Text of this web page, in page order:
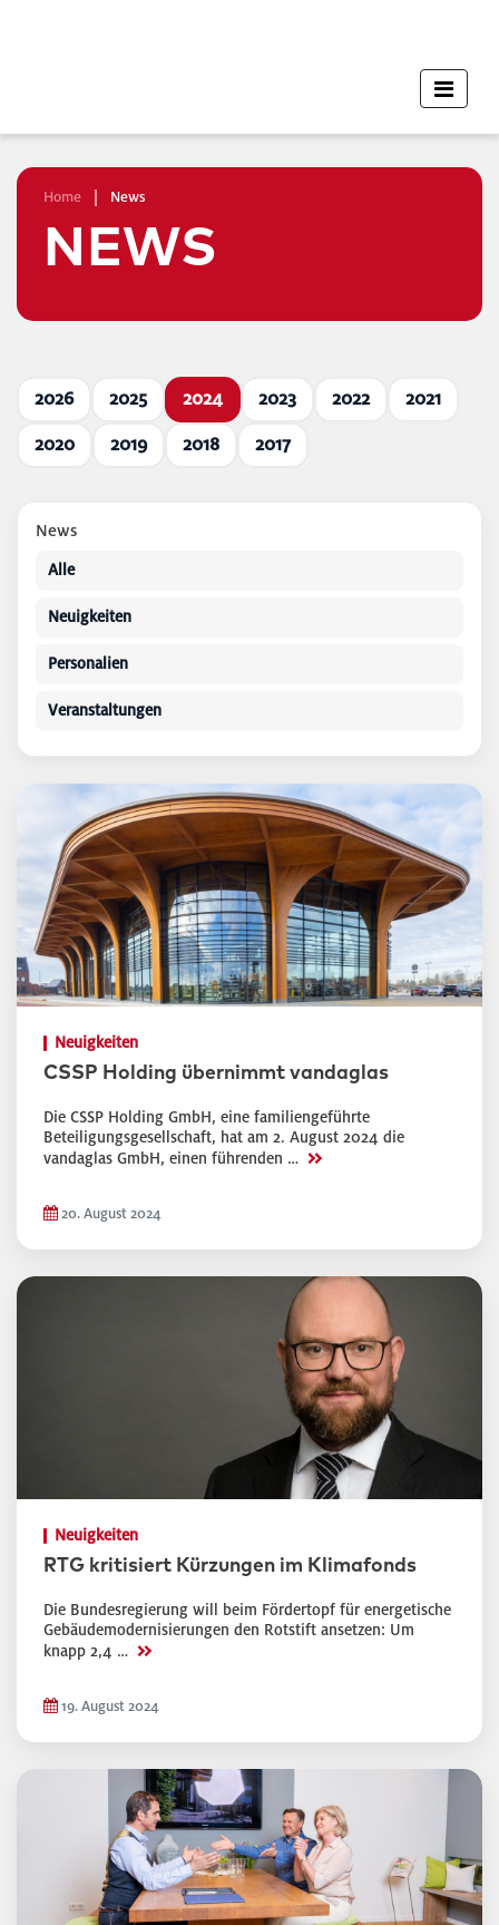
Home News
NEWS
2026 2025 2024 2023 2022 2021
2020 2019 2018 2017
Neuigkeiten
CSSP Holding übernimmt vandaglas
Die CSSP Holding GmbH, eine familiengeführte
Beteiligungsgesellschaft, hat am 2. August 2024 die
vandaglas GmbH, einen führenden … >>
20. August 2024
Neuigkeiten
RTG kritisiert Kürzungen im Klimafonds
Die Bundesregierung will beim Fördertopf für energetische
Gebäudemodernisierungen den Rotstift ansetzen: Um
knapp 2,4 … >>
19. August 2024
News
Alle
Neuigkeiten
Personalien
Veranstaltungen